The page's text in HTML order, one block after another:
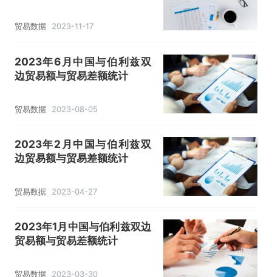
贸易数据 2023-11-17
2023年6月中国与伯利兹双
边贸易额与贸易差额统计
贸易数据 2023-08-05
2023年2月中国与伯利兹双
边贸易额与贸易差额统计
贸易数据 2023-04-27
2023年1月中国与伯利兹双边
贸易额与贸易差额统计
贸易数据 2023-03-30